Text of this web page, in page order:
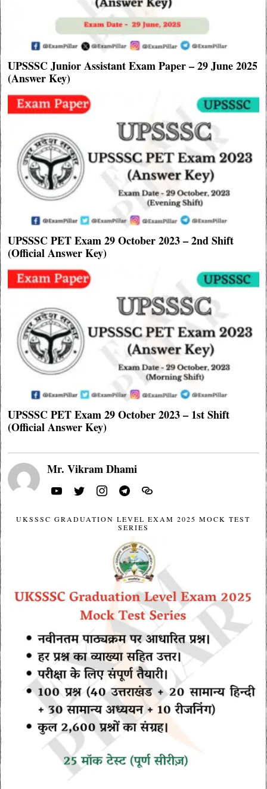
UPSSSC Junior Assistant Exam Paper – 29 June 2025
(Answer Key)
UPSSSC PET Exam 29 October 2023 – 2nd Shift
(Official Answer Key)
UPSSSC PET Exam 29 October 2023 – 1st Shift
(Official Answer Key)
Mr. Vikram Dhami
UKSSSC GRADUATION LEVEL EXAM 2025 MOCK TEST
SERIES